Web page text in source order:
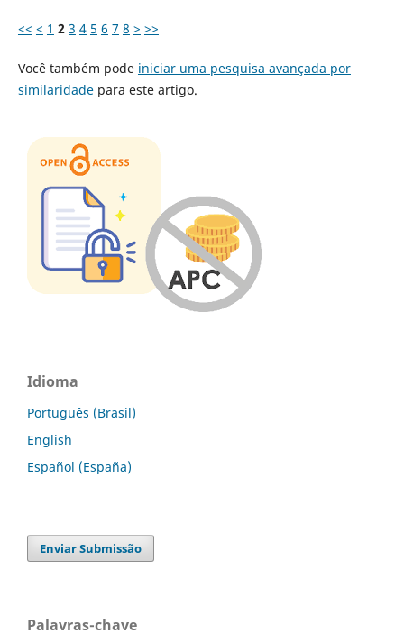
<< < 1 2 3 4 5 6 7 8 > >>
Você também pode iniciar uma pesquisa avançada por
similaridadepara este artigo.
Idioma
Português (Brasil)
English
Español (España)
Enviar Submissão
Palavras-chave